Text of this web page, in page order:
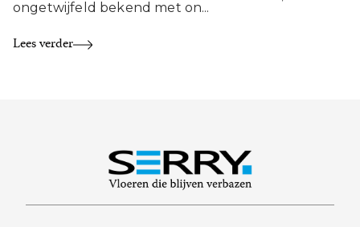
ongetwijfeld bekend met on...
Lees verder